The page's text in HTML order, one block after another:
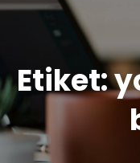
Etiket: